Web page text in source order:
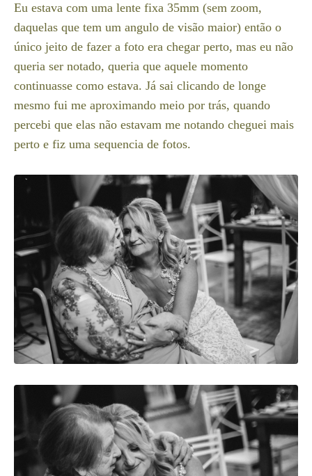
Eu estava com uma lente fixa 35mm (sem zoom,
daquelas que tem um angulo de visão maior) então o
único jeito de fazer a foto era chegar perto, mas eu não
queria ser notado, queria que aquele momento
continuasse como estava. Já sai clicando de longe
mesmo fui me aproximando meio por trás, quando
percebi que elas não estavam me notando cheguei mais
perto e fiz uma sequencia de fotos.